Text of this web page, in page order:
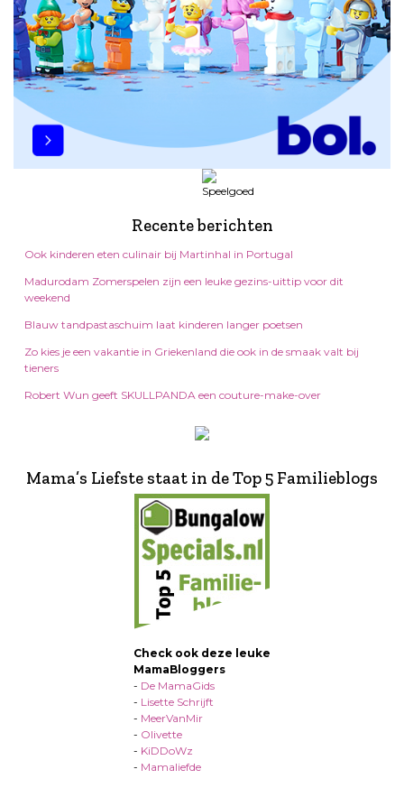
Recente berichten
Ook kinderen eten culinair bij Martinhal in Portugal
Madurodam Zomerspelen zijn een leuke gezins-uittip voor dit
weekend
Blauw tandpastaschuim laat kinderen langer poetsen
Zo kies je een vakantie in Griekenland die ook in de smaak valt bij
tieners
Robert Wun geeft SKULLPANDA een couture-make-over
Mama’s Liefste staat in de Top 5 Familieblogs
Check ook deze leuke
MamaBloggers
- De MamaGids
- Lisette Schrijft
- MeerVanMir
- Olivette
- KiDDoWz
- Mamaliefde